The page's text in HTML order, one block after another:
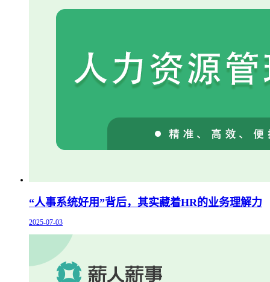
“人事系统好用”背后，其实藏着HR的业务理解力
2025-07-03